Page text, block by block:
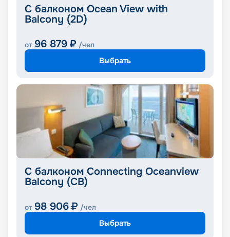
С балконом Ocean View with
Balcony (2D)
от 96 879 ₽ /чел
Выбрать
С балконом Connecting Oceanview
Balcony (CB)
от 98 906 ₽ /чел
Выбрать